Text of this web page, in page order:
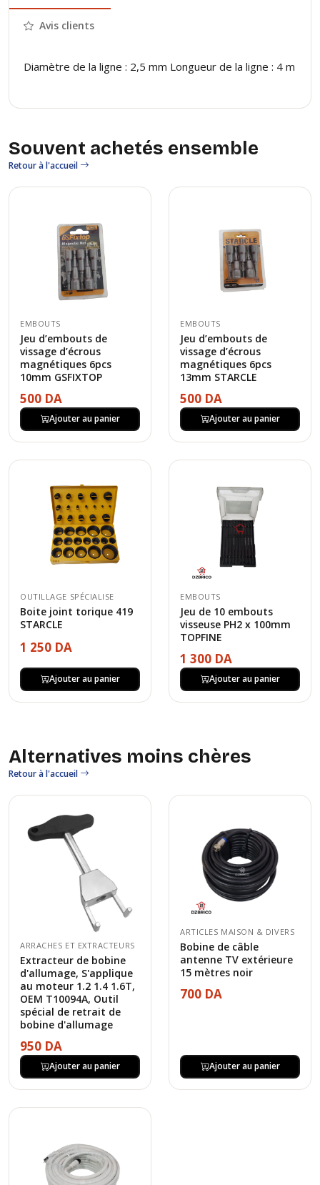
Avis clients
Diamètre de la ligne : 2,5 mm Longueur de la ligne : 4 m
Souvent achetés ensemble
Retour à l'accueil
EMBOUTS
Jeu d’embouts de
vissage d’écrous
magnétiques 6pcs
10mm GSFIXTOP
500 DA
Ajouter au panier
EMBOUTS
Jeu d’embouts de
vissage d’écrous
magnétiques 6pcs
13mm STARCLE
500 DA
Ajouter au panier
OUTILLAGE SPÉCIALISE
Boite joint torique 419
STARCLE
1 250 DA
Ajouter au panier
EMBOUTS
Jeu de 10 embouts
visseuse PH2 x 100mm
TOPFINE
1 300 DA
Ajouter au panier
Alternatives moins chères
Retour à l'accueil
ARRACHES ET EXTRACTEURS
Extracteur de bobine
d'allumage, S'applique
au moteur 1.2 1.4 1.6T,
OEM T10094A, Outil
spécial de retrait de
bobine d'allumage
950 DA
Ajouter au panier
ARTICLES MAISON & DIVERS
Bobine de câble
antenne TV extérieure
15 mètres noir
700 DA
Ajouter au panier